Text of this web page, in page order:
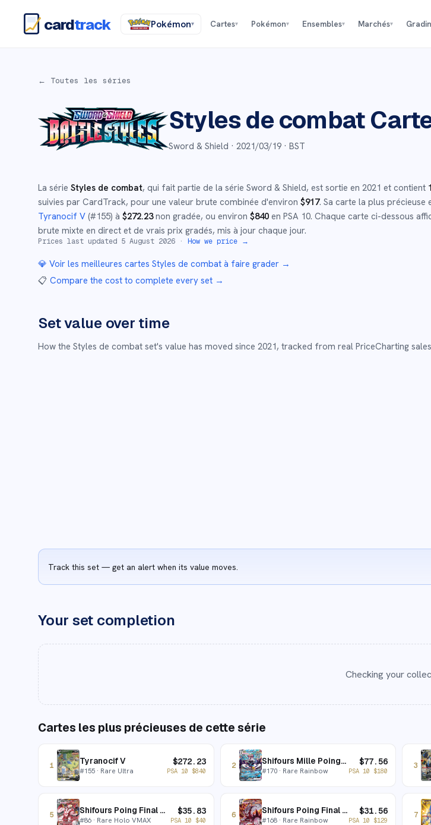
cardtrack Pokémon▾ Cartes▾ Pokémon▾ Ensembles▾ Marchés▾
← Toutes les séries
Styles de combat
Sword & Shield · 2021/03/19 · BST
La série Styles de combat, qui fait partie de la série Sword & Shield, est sortie en 2021 et contient
suivies par CardTrack, pour une valeur brute combinée d'environ $917. Sa carte la plus précieuse
Tyranocif V (#155) à $272.23non gradée, ou environ $840 en PSA 10. Chaque carte ci-dessous
brute mixte en direct et de vrais prix gradés, mis à jour chaque jour.
Prices last updated 5 August 2026 · How we price →
💎 Voir les meilleures cartes Styles de combat à faire grader →
📋 Compare the cost to complete every set →
Set value over time
How the Styles de combat set's value has moved since 2021, tracked from real PriceCharting
Track this set — get an alert when its value moves.
Your set completion
Checking your
Cartes les plus précieuses de cette série
1 Tyranocif V
#155 · Rare Ultra
$272.23
PSA 10 $840
2 Shifours Mille Poings VMAX
#170· Rare Rainbow
$77.56
PSA 10 $180
3
5 Shifours Poing Final VMAX
#86 · Rare Holo VMAX
$35.83
PSA 10 $40
6 Shifours Poing Final VMAX
#168· Rare Rainbow
$31.56
PSA 10 $129
7